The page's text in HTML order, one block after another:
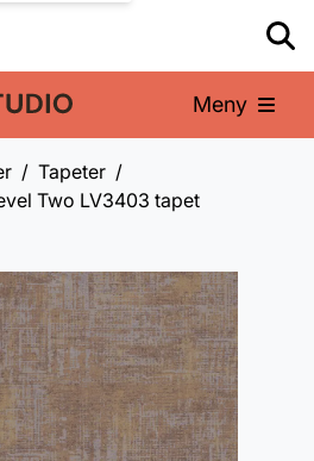
Meny
Tapeter
Two LV3403 tapet